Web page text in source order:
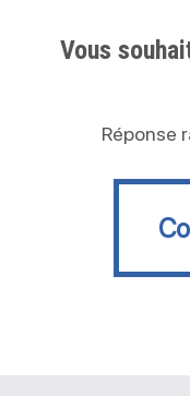
Vous
Réponse
Contactez